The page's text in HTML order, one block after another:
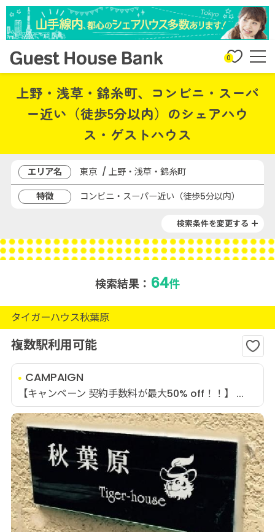
0
上野・浅草・錦糸町、コンビニ・スーパ
ー近い（徒歩5分以内）のシェアハウ
ス・ゲストハウス
エリア名
東京 / 上野・浅草・錦糸町
特徴
コンビニ・スーパー近い（徒歩5分以内）
検索条件を変更する
検索結果： 64件
タイガーハウス秋葉原
複数駅利用可能
CAMPAIGN
【キャンペーン 契約手数料が最大50% off！！】 ...